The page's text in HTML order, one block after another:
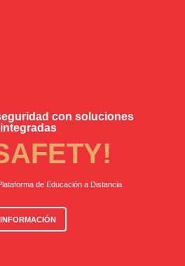
con soluciones
integradas
de Educación a Distancia.
INFORMACIÓN